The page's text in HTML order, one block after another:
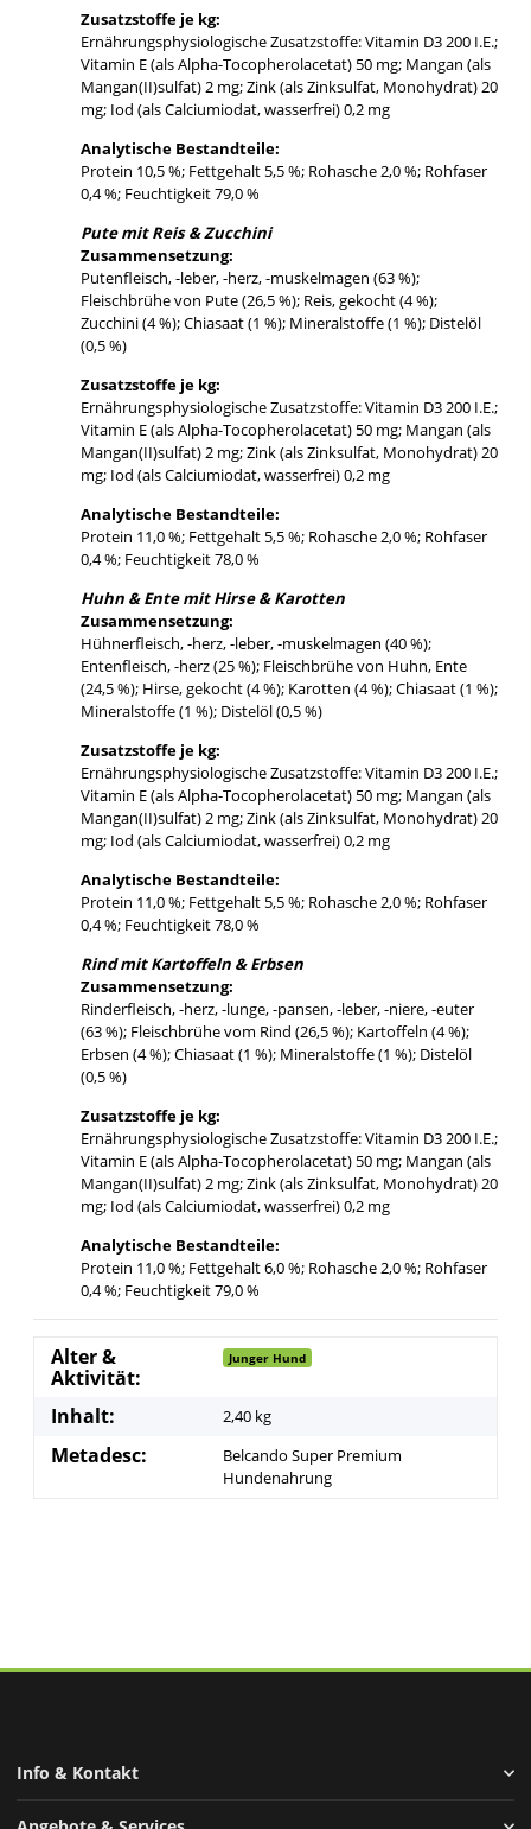
Zusatzstoffe je kg:
Ernährungsphysiologische Zusatzstoffe: Vitamin D3 200 I.E.;
Vitamin E (als Alpha-Tocopherolacetat) 50 mg; Mangan (als
Mangan(II)sulfat) 2 mg; Zink (als Zinksulfat, Monohydrat) 20
mg; Iod (als Calciumiodat, wasserfrei) 0,2 mg
Analytische Bestandteile:
Protein 10,5 %; Fettgehalt 5,5 %; Rohasche 2,0 %; Rohfaser
0,4 %; Feuchtigkeit 79,0 %
Pute mit Reis & Zucchini
Zusammensetzung:
Putenfleisch, -leber, -herz, -muskelmagen (63 %);
Fleischbrühe von Pute (26,5 %); Reis, gekocht (4 %);
Zucchini (4 %); Chiasaat (1 %); Mineralstoffe (1 %); Distelöl
(0,5 %)
Zusatzstoffe je kg:
Ernährungsphysiologische Zusatzstoffe: Vitamin D3 200 I.E.;
Vitamin E (als Alpha-Tocopherolacetat) 50 mg; Mangan (als
Mangan(II)sulfat) 2 mg; Zink (als Zinksulfat, Monohydrat) 20
mg; Iod (als Calciumiodat, wasserfrei) 0,2 mg
Analytische Bestandteile:
Protein 11,0 %; Fettgehalt 5,5 %; Rohasche 2,0 %; Rohfaser
0,4 %; Feuchtigkeit 78,0 %
Huhn & Ente mit Hirse & Karotten
Zusammensetzung:
Hühnerfleisch, -herz, -leber, -muskelmagen (40 %);
Entenfleisch, -herz (25 %); Fleischbrühe von Huhn, Ente
(24,5 %); Hirse, gekocht (4 %); Karotten (4 %); Chiasaat (1 %);
Mineralstoffe (1 %); Distelöl (0,5 %)
Zusatzstoffe je kg:
Ernährungsphysiologische Zusatzstoffe: Vitamin D3 200 I.E.;
Vitamin E (als Alpha-Tocopherolacetat) 50 mg; Mangan (als
Mangan(II)sulfat) 2 mg; Zink (als Zinksulfat, Monohydrat) 20
mg; Iod (als Calciumiodat, wasserfrei) 0,2 mg
Analytische Bestandteile:
Protein 11,0 %; Fettgehalt 5,5 %; Rohasche 2,0 %; Rohfaser
0,4 %; Feuchtigkeit 78,0 %
Rind mit Kartoffeln & Erbsen
Zusammensetzung:
Rinderfleisch, -herz, -lunge, -pansen, -leber, -niere, -euter
(63 %); Fleischbrühe vom Rind (26,5 %); Kartoffeln (4 %);
Erbsen (4 %); Chiasaat (1 %); Mineralstoffe (1 %); Distelöl
(0,5 %)
Zusatzstoffe je kg:
Ernährungsphysiologische Zusatzstoffe: Vitamin D3 200 I.E.;
Vitamin E (als Alpha-Tocopherolacetat) 50 mg; Mangan (als
Mangan(II)sulfat) 2 mg; Zink (als Zinksulfat, Monohydrat) 20
mg; Iod (als Calciumiodat, wasserfrei) 0,2 mg
Analytische Bestandteile:
Protein 11,0 %; Fettgehalt 6,0 %; Rohasche 2,0 %; Rohfaser
0,4 %; Feuchtigkeit 79,0 %
Alter &
Aktivität:
Junger Hund
Inhalt: 2,40 kg
Metadesc:
Belcando Super Premium
Hundenahrung
Info & Kontakt